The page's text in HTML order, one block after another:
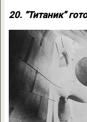
20. “Титаник”